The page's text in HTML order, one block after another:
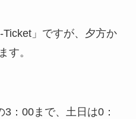
」ですが、夕方か
す。
：00まで、土日は0：